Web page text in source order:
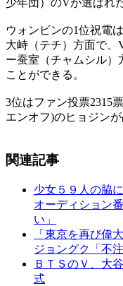
少年団）のVが選ばれた
ウォンビンの1位祝電
大峙（テチ）方面で、
ー蚕室（チャムシル）
ことができる。
3位はファン投票2315
エンオフ)のヒョジンが
関連記事
少女５９人の脇
オーディション
い」
「東京を再び偉
ジョングク「不
ＢＴＳのＶ、大
式